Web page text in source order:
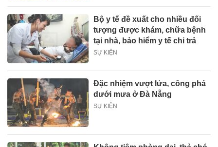
Bộ y tế đề xuất cho nhiều đối
tượng được khám, chữa bệnh
tại nhà, bảo hiểm y tế chi trả
SỰ KIỆN
Đặc nhiệm vượt lửa, công phá
dưới mưa ở Đà Nẵng
SỰ KIỆN